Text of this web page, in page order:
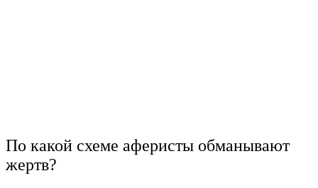
По какой схеме аферисты обманывают
жертв?